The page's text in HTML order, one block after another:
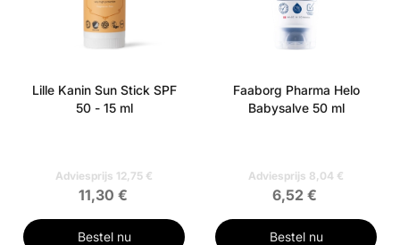
Lille Kanin Sun Stick SPF
50 - 15 ml
Adviesprijs 12,75 €
11,30 €
Bestel nu
Faaborg Pharma Helo
Babysalve 50 ml
Adviesprijs 8,04 €
6,52 €
Bestel nu